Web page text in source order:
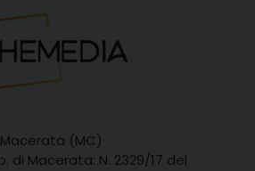
(MC)
di Macerata: N. 2329/17 del